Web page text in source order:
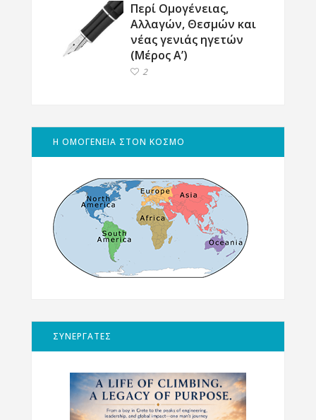
Περί Ομογένειας,
Αλλαγών, Θεσμών και
νέας γενιάς ηγετών
(Μέρος Α’)
2
Η ΟΜΟΓΕΝΕΙΑ ΣΤΟΝ ΚΟΣΜΟ
ΣΥΝΕΡΓΑΤΕΣ